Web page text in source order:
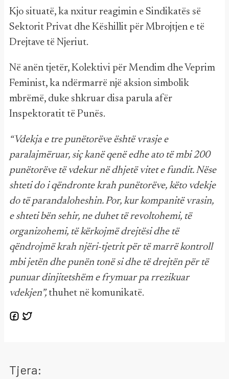
Kjo situatë, ka nxitur reagimin e Sindikatës së
Sektorit Privat dhe Këshillit për Mbrojtjen e të
Drejtave të Njeriut.
Në anën tjetër, Kolektivi për Mendim dhe Veprim
Feminist, ka ndërmarrë një aksion simbolik
mbrëmë, duke shkruar disa parula afër
Inspektoratit të Punës.
“Vdekja e tre punëtorëve është vrasje e
paralajmëruar, siç kanë qenë edhe ato të mbi 200
punëtorëve të vdekur në dhjetë vitet e fundit. Nëse
shteti do i qëndronte krah punëtorëve, këto vdekje
do të parandaloheshin. Por, kur kompanitë vrasin,
e shteti bën sehir, ne duhet të revoltohemi, të
organizohemi, të kërkojmë drejtësi dhe të
qëndrojmë krah njëri-tjetrit për të marrë kontroll
mbi jetën dhe punën tonë si dhe të drejtën për të
punuar dinjitetshëm e frymuar pa rrezikuar
vdekjen”, thuhet në komunikatë.
Tjera: